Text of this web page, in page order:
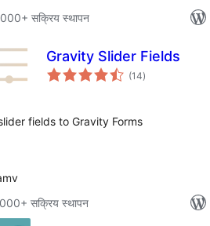
सक्रिय स्थापन
Gravity Slider Fields
(14कुल
दर)
fields to Gravity Forms
सक्रिय स्थापन